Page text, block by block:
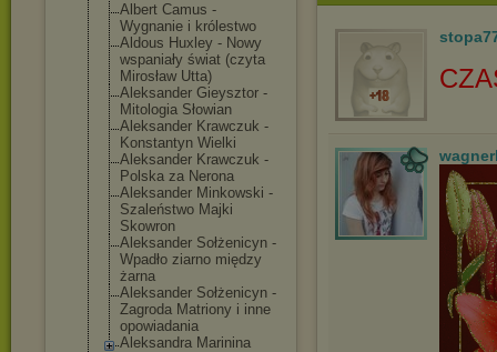
Albert Camus -
Wygnanie i królestwo
Aldous Huxley - Nowy
wspaniały świat (czyta
Mirosław Utta)
Aleksander Gieysztor -
Mitologia Słowian
Aleksander Krawczuk -
Konstantyn Wielki
Aleksander Krawczuk -
Polska za Nerona
Aleksander Minkowski -
Szaleństwo Majki
Skowron
Aleksander Sołżenicyn -
Wpadło ziarno między
żarna
Aleksander Sołżenicyn -
Zagroda Matriony i inne
opowiadania
Aleksandra Marinina